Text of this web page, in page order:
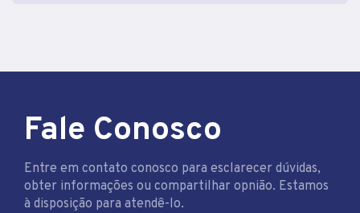
Fale Conosco
Entre em contato conosco para esclarecer dúvidas,
obter informações ou compartilhar opnião. Estamos
à disposição para atendê-lo.